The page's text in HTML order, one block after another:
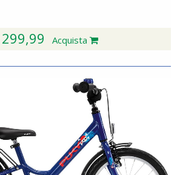
299,99 Acquista